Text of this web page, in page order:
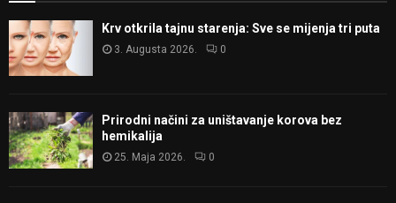
Krv otkrila tajnu starenja: Sve se mijenja tri puta
3. Augusta 2026. 0
Prirodni načini za uništavanje korova bez
hemikalija
25. Maja 2026. 0